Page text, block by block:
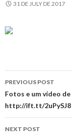
31 DE JULY DE 2017
Post
navigation
PREVIOUS POST
Fotos e um vídeo
http://ift.tt/2uPySJ8
NEXT POST